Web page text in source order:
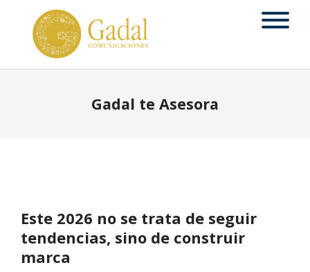
Gadal te Asesora
Este 2026 no se trata de seguir
tendencias, sino de construir
marca